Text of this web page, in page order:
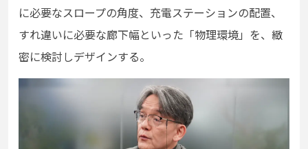
に必要なスロープの角度、充電ステーションの配置、
すれ違いに必要な廊下幅といった「物理環境」を、緻
密に検討しデザインする。